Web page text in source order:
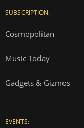
SUBSCRIPTION:
Cosmopolitan
Music Today
Gadgets & Gizmos
EVENTS: